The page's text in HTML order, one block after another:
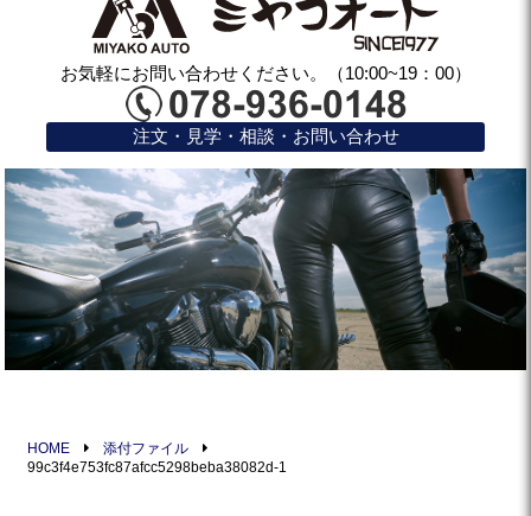
お気軽にお問い合わせください。（10:00~19：00）
注文・見学・相談・お問い合わせ
HOME
添付ファイル
99c3f4e753fc87afcc5298beba38082d-1